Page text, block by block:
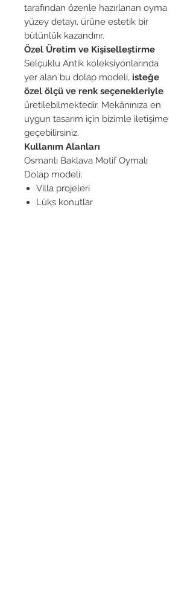
tarafından özenle hazırlanan oyma
yüzey detayı, ürüne estetik bir
bütünlük kazandırır.
Özel Üretim ve Kişiselleştirme
Selçuklu Antik koleksiyonlarında
yer alan bu dolap modeli, isteğe
özel ölçü ve renk seçenekleriyle
üretilebilmektedir. Mekânınıza en
uygun tasarım için bizimle iletişime
geçebilirsiniz.
Kullanım Alanları
Osmanlı Baklava Motif Oymalı
Dolap modeli;
Villa projeleri
Lüks konutlar